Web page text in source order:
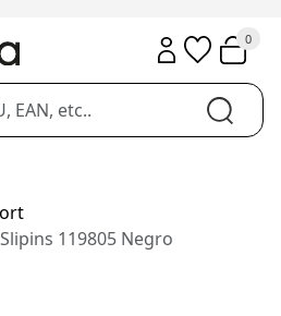
0
119805 Negro